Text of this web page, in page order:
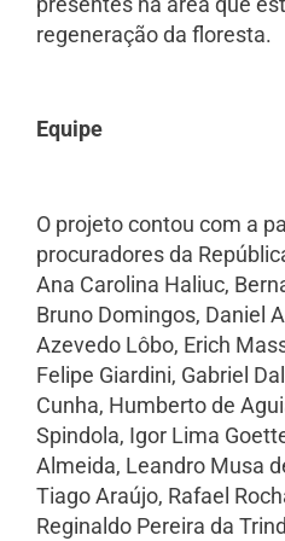
regeneração da floresta.
Equipe
O projeto contou com a
procuradores da
Ana Carolina Haliuc,
Bruno Domingos, Daniel
Azevedo Lôbo, Erich
Felipe Giardini, Gabriel
Cunha, Humberto de
Spindola, Igor Lima
Almeida, Leandro Musa
Tiago Araújo, Rafael
Reginaldo Pereira da